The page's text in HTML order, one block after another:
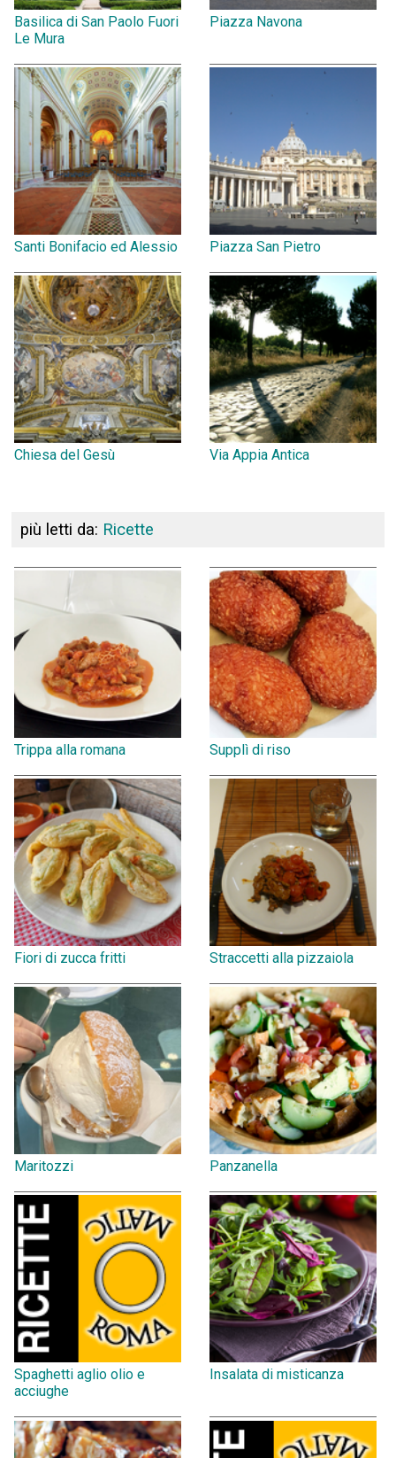
Basilica di San Paolo Fuori
Le Mura
Piazza Navona
Santi Bonifacio ed Alessio Piazza San Pietro
Chiesa del Gesù Via Appia Antica
più letti da: Ricette
Trippa alla romana Supplì di riso
Fiori di zucca fritti Straccetti alla pizzaiola
Maritozzi Panzanella
Spaghetti aglio olio e
acciughe
Insalata di misticanza